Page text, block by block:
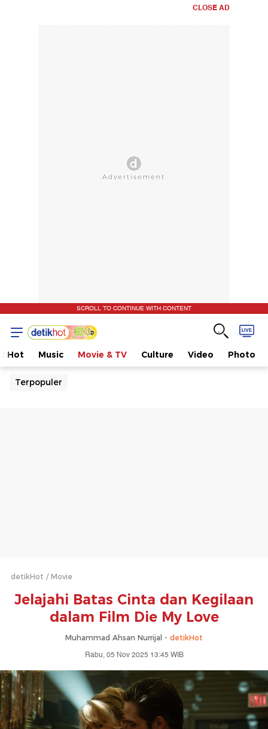
CLOSE AD
SCROLL TO CONTINUE WITH CONTENT
Hot Music Movie & TV Culture Video Photo
Terpopuler
detikHot Movie
Jelajahi Batas Cinta dan Kegilaan
dalam Film Die My Love
Muhammad Ahsan Nurrijal - detikHot
Rabu, 05 Nov 2025 13:45 WIB